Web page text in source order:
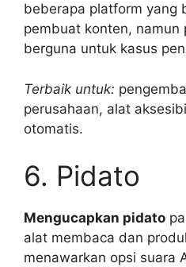
beberapa platform yang
pembuat konten, namun
berguna untuk kasus
Terbaik untuk:
perusahaan, alat
otomatis.
6. Pidato
Mengucapkan pidato
alat membaca dan
menawarkan opsi suara